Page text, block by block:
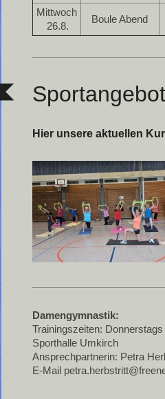
Mittwoch
26.8.
Boule Abend
Hier unsere aktuellen
Damengymnastik:
Trainingszeiten:
Sporthalle Umkirch
Ansprechpartnerin: Petra
E-Mail